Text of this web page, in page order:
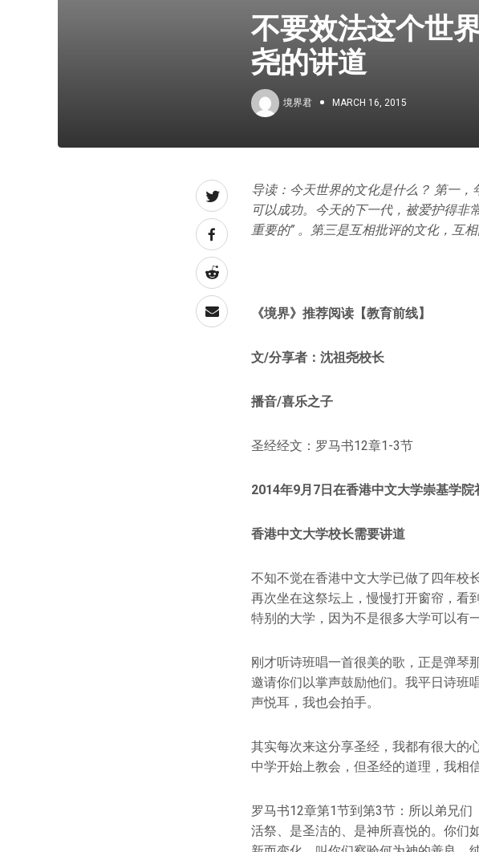
不要效法这个世
尧的讲道
境界君 MARCH 16, 2015
导读：今天世界的文化是什么？ 第一
可以成功。今天的下一代，被爱护得非
重要的” 。第三是互相批评的文化，互
《境界》推荐阅读【教育前线】
文/分享者：沈祖尧校长
播音/喜乐之子
圣经经文：罗马书12章1-3节
2014年9月7日在香港中文大学崇基学院
香港中文大学校长需要讲道
不知不觉在香港中文大学已做了四年校
再次坐在这祭坛上，慢慢打开窗帘，看
特别的大学，因为不是很多大学可以有
刚才听诗班唱一首很美的歌，正是弹琴
邀请你们以掌声鼓励他们。我平日诗班
声悦耳，我也会拍手。
其实每次来这分享圣经，我都有很大的
中学开始上教会，但圣经的道理，我相
罗马书12章第1节到第3节：所以弟兄
活祭、是圣洁的、是神所喜悦的。你们